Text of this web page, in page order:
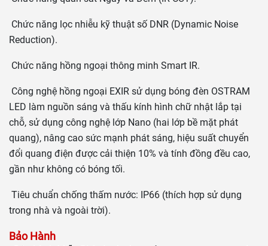
Chức năng lọc nhiễu kỹ thuật số DNR (Dynamic Noise
Reduction).
Chức năng hồng ngoại thông minh Smart IR.
Công nghệ hồng ngoại EXIR sử dụng bóng đèn OSTRAM
LED làm nguồn sáng và thấu kính hình chữ nhật lắp tại
chỗ, sử dụng công nghệ lớp Nano (hai lớp bề mặt phát
quang), nâng cao sức mạnh phát sáng, hiệu suất chuyển
đổi quang điện được cải thiện 10% và tính đồng đều cao,
gần như không có bóng tối.
Tiêu chuẩn chống thấm nước: IP66 (thích hợp sử dụng
trong nhà và ngoài trời).
Bảo Hành